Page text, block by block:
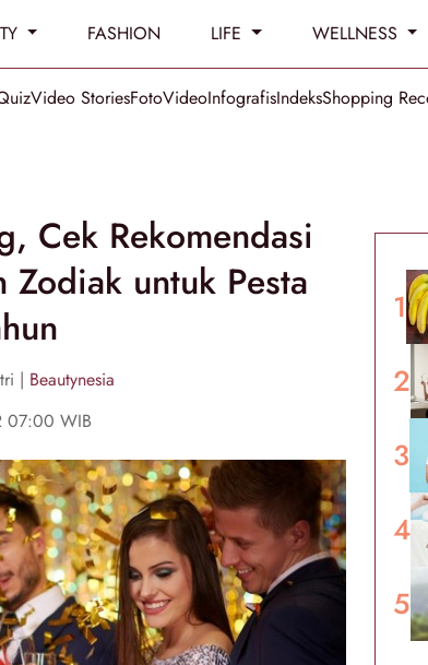
FASHION LIFE WELLNESS
Video StoriesFotoVideoInfografisIndeksShopping
Cek Rekomendasi
Zodiak untuk Pesta
| Beautynesia
07:00 WIB